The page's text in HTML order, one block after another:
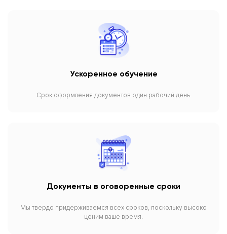
Ускоренное обучение
Срок оформления документов один рабочий день
Документы в оговоренные сроки
Мы твердо придерживаемся всех сроков, поскольку высоко
ценим ваше время.